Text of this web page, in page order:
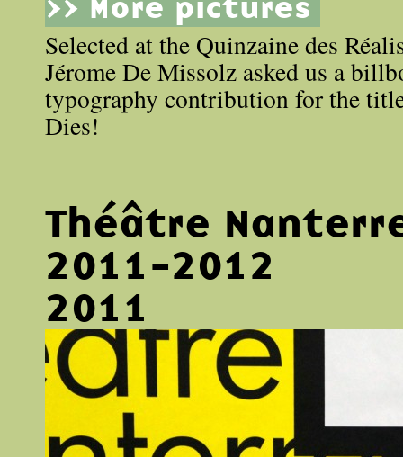
Selected at the Quinzaine des
Jérome De Missolz asked us a
typography contribution for the
Dies!
Théâtre
2011-2012
2011